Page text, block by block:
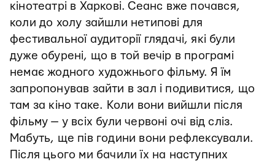
кінотеатрі в Харкові. Сеанс вже почався,
коли до холу зайшли нетипові для
фестивальної аудиторії глядачі, які були
дуже обурені, що в той вечір в програмі
немає жодного художнього фільму. Я їм
запропонував зайти в зал і подивитися, що
там за кіно таке. Коли вони вийшли після
фільму — у всіх були червоні очі від сліз.
Мабуть, ще пів години вони рефлексували.
Після цього ми бачили їх на наступних